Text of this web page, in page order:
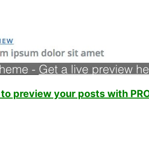
preview your posts with